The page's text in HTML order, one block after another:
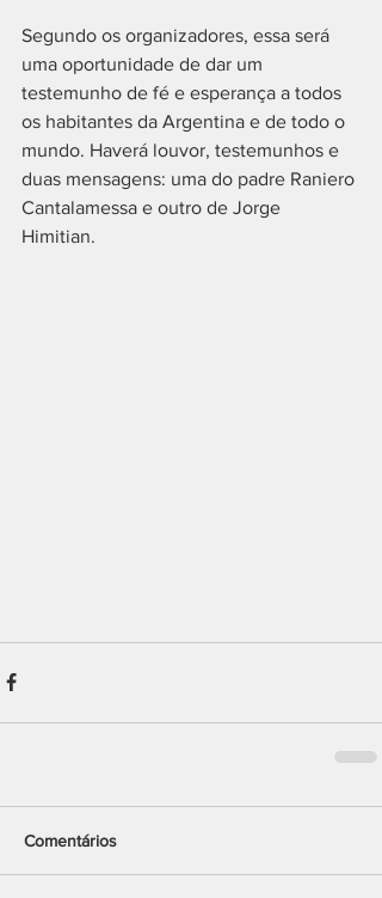
Segundo os organizadores, essa será
uma oportunidade de dar um
testemunho de fé e esperança a todos
os habitantes da Argentina e de todo o
mundo. Haverá louvor, testemunhos e
duas mensagens: uma do padre Raniero
Cantalamessa e outro de Jorge
Himitian.
Comentários